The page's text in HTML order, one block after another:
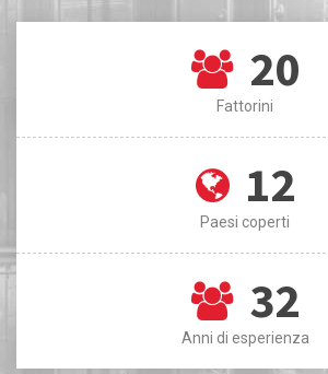
20
Fattorini
12
Paesi coperti
32
Anni di esperienza